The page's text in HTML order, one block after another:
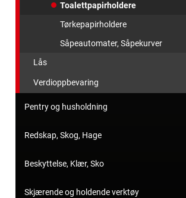
Toalettpapirholdere
Tørkepapirholdere
Såpeautomater, Såpekurver
Lås
Verdioppbevaring
Pentry og husholdning
Redskap, Skog, Hage
Beskyttelse, Klær, Sko
Skjærende og holdende verktøy